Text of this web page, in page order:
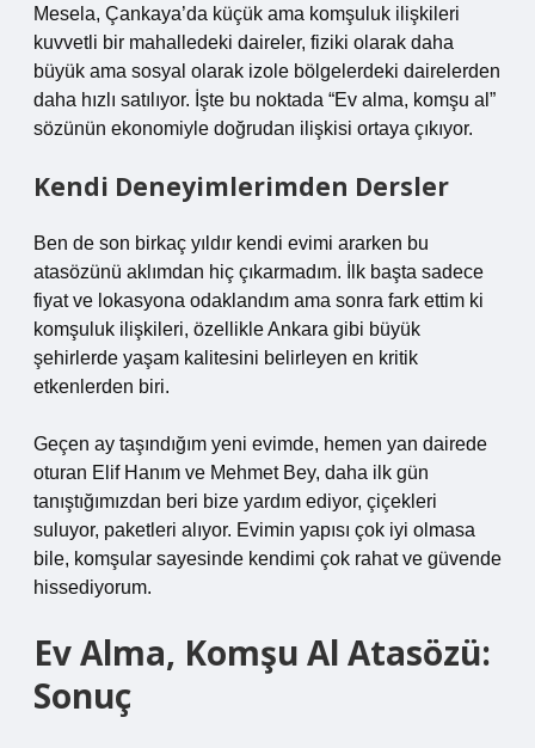
Mesela, Çankaya’da küçük ama komşuluk ilişkileri
kuvvetli bir mahalledeki daireler, fiziki olarak daha
büyük ama sosyal olarak izole bölgelerdeki dairelerden
daha hızlı satılıyor. İşte bu noktada “Ev alma, komşu al”
sözünün ekonomiyle doğrudan ilişkisi ortaya çıkıyor.
Kendi Deneyimlerimden Dersler
Ben de son birkaç yıldır kendi evimi ararken bu
atasözünü aklımdan hiç çıkarmadım. İlk başta sadece
fiyat ve lokasyona odaklandım ama sonra fark ettim ki
komşuluk ilişkileri, özellikle Ankara gibi büyük
şehirlerde yaşam kalitesini belirleyen en kritik
etkenlerden biri.
Geçen ay taşındığım yeni evimde, hemen yan dairede
oturan Elif Hanım ve Mehmet Bey, daha ilk gün
tanıştığımızdan beri bize yardım ediyor, çiçekleri
suluyor, paketleri alıyor. Evimin yapısı çok iyi olmasa
bile, komşular sayesinde kendimi çok rahat ve güvende
hissediyorum.
Ev Alma, Komşu Al Atasözü:
Sonuç